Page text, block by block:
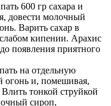
600 гр сахара и
довести молочный
Варить сахар в
кипении. Арахис
появления приятного
на отдельную
огонь и, помешивая,
тонкой струйкой
сироп,